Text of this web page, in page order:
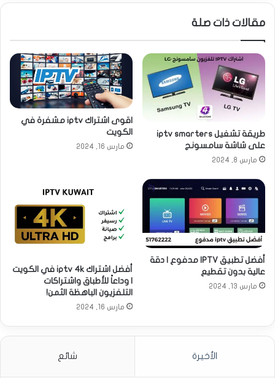
مقالات ذات صلة
طريقة تشغيل iptv smarters
على شاشة سامسونج
مارس 8, 2024
اقوى اشتراك iptv مشفرة في
الكويت
مارس 16, 2024
أفضل تطبيق IPTV مدفوع | دقة
عالية بدون تقطيع
مارس 13, 2024
أفضل اشتراك iptv 4k في الكويت
| وداعاً للأطباق واشتراكات
التلفزيون الباهظة الثمن!
مارس 16, 2024
الأخيرة شائع